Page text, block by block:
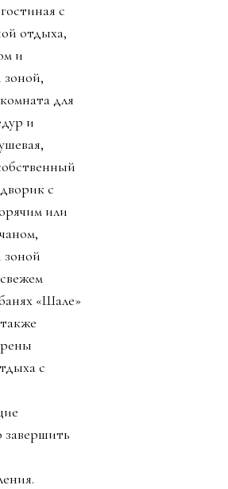
с
отдыха,
и
для
и
с
или
зоной
«Шале»
с
завершить